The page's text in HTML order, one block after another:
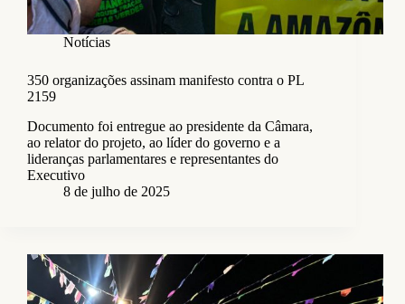
Notícias
350 organizações assinam manifesto contra o PL
2159
Documento foi entregue ao presidente da Câmara,
ao relator do projeto, ao líder do governo e a
lideranças parlamentares e representantes do
Executivo
8 de julho de 2025